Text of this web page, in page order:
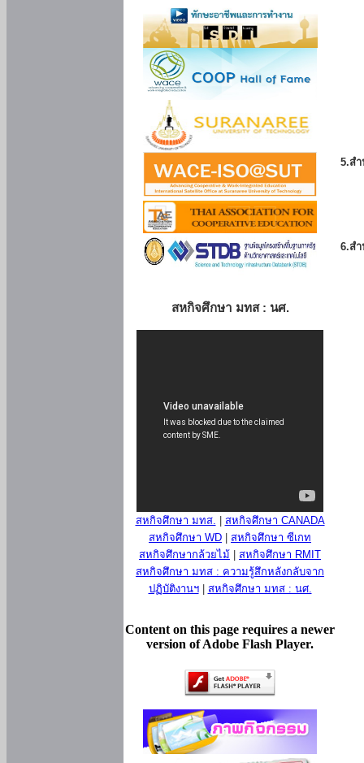
สหกิจศึกษา มทส : นศ.
สหกิจศึกษา มทส.
สหกิจศึกษา CANADA
สหกิจศึกษา WD
สหกิจศึกษา ซีเกท
สหกิจศึกษากล้วยไม้
สหกิจศึกษา RMIT
สหกิจศึกษา มทส : ความรู้สึกหลังกลับจาก
ปฏิบัติงานฯ| สหกิจศึกษา มทส : นศ.
Content on this page requires a newer
version of Adobe Flash Player.
5.ส
6.ส